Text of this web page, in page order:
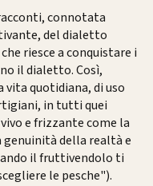
connotata
del dialetto
riesce a conquistare i
il dialetto. Così,
vita quotidiana, di uso
in tutti quei
e frizzante come la
genuinità della realtà e
il fruttivendolo ti
le pesche").